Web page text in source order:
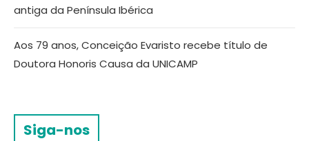
antiga da Península Ibérica
Aos 79 anos, Conceição Evaristo recebe título de
Doutora Honoris Causa da UNICAMP
Siga-nos